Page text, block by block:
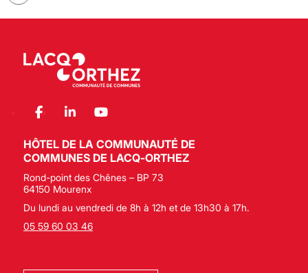
HÔTEL DE LA COMMUNAUTÉ DE
COMMUNES DE LACQ-ORTHEZ
Rond-point des Chênes – BP 73
64150 Mourenx
Du lundi au vendredi de 8h à 12h et de 13h30 à 17h.
05 59 60 03 46